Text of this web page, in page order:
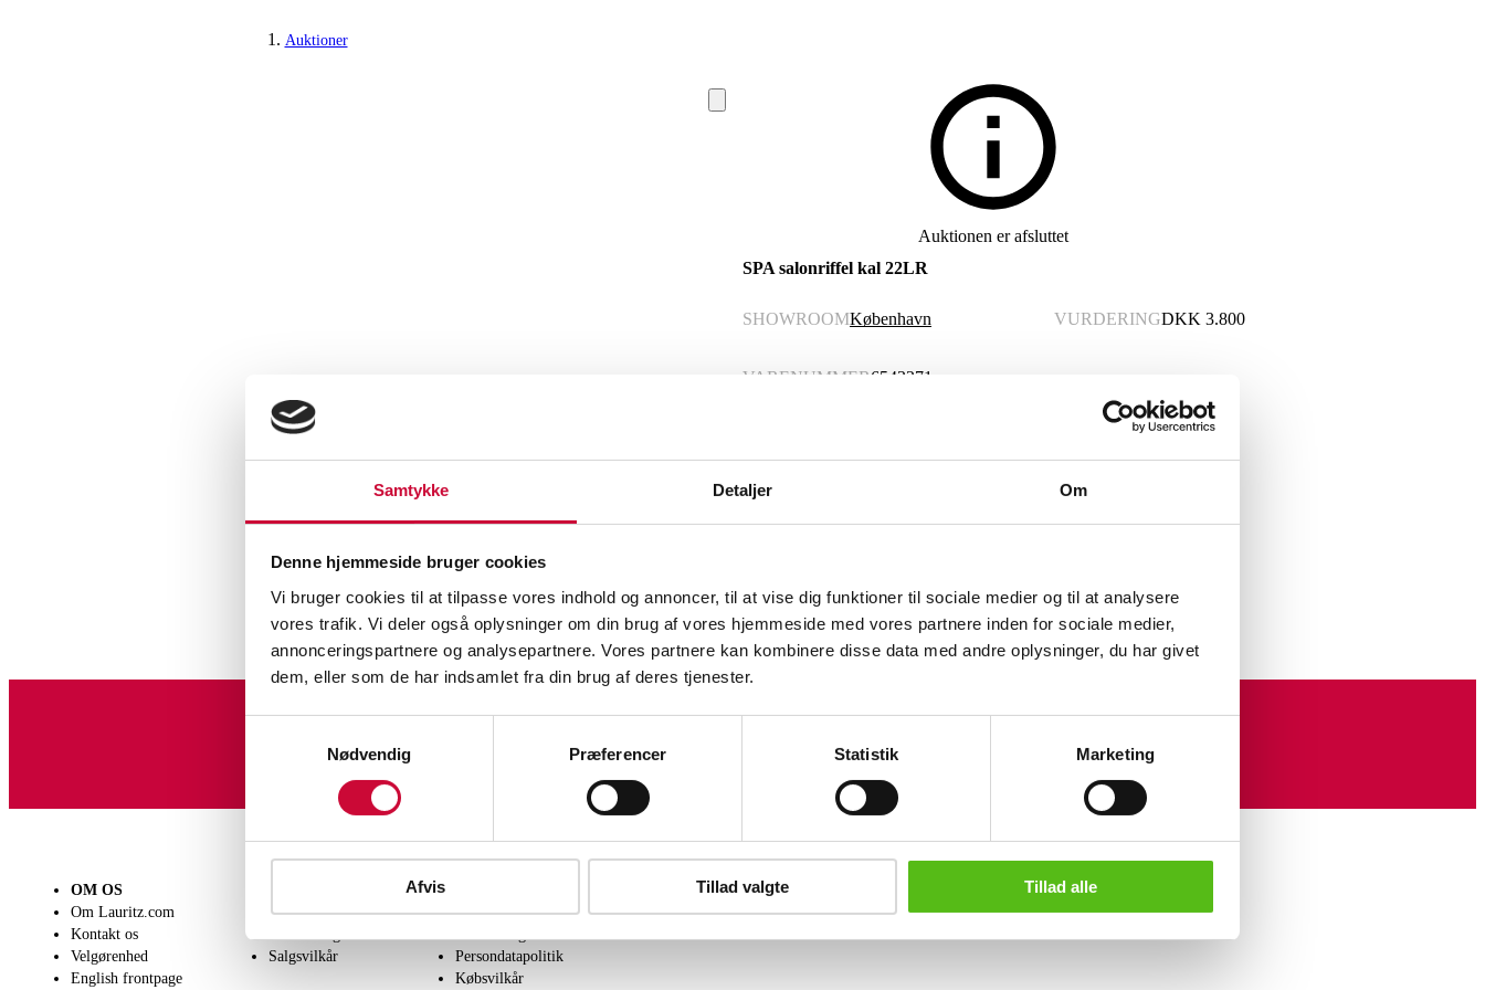
Samtykke Detaljer Om
Denne hjemmeside bruger cookies
Vi bruger cookies til at tilpasse vores indhold og annoncer, til at vise dig funktioner til sociale medier og til at analysere
vores trafik. Vi deler også oplysninger om din brug af vores hjemmeside med vores partnere inden for sociale medier,
annonceringspartnere og analysepartnere. Vores partnere kan kombinere disse data med andre oplysninger, du har givet
dem, eller som de har indsamlet fra din brug af deres tjenester.
Nødvendig
Præferencer Statistik Marketing
Afvis Tillad valgte Tillad alle
Auktioner
Auktionen er afsluttet
SPA salonriffel kal 22LR
SHOWROOMKøbenhavn VURDERINGDKK 3.800
VARENUMMER6543271
Beskrivelse
Se hele udvalget på Konkursen efter Våbenfabrikkenher
Lignende varer
Tilmeld dig vores nyhedsbrev og modtag nyheder samt tilbud direkte i din email.
OM OS
Om Lauritz.com
Kontakt os
Velgørenhed
English frontpage
Få en vurdering
Salgsvilkår
Levering
Persondatapolitik
Købsvilkår